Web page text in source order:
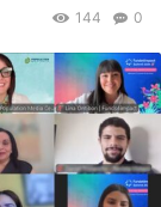
0
144